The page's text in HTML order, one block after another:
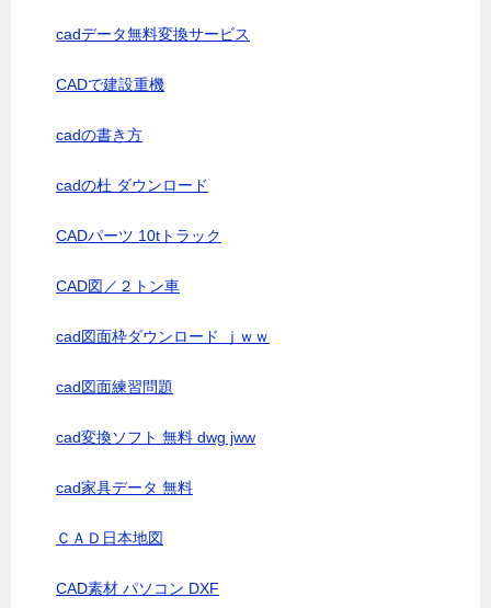
cadデータ無料変換サービス
CADで建設重機
cadの書き方
cadの杜 ダウンロード
CADパーツ 10tトラック
CAD図／２トン車
cad図面枠ダウンロード ｊｗｗ
cad図面練習問題
cad変換ソフト 無料 dwg jww
cad家具データ 無料
ＣＡＤ日本地図
CAD素材 パソコン DXF